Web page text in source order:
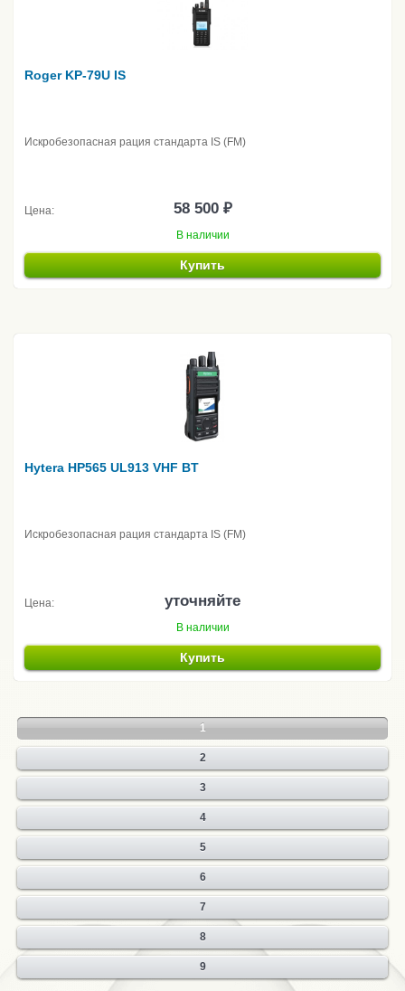
Roger KP-79U IS
Искробезопасная рация стандарта IS (FM)
Цена: 58 500 ₽
В наличии
Купить
Hytera HP565 UL913 VHF BT
Искробезопасная рация стандарта IS (FM)
Цена: уточняйте
В наличии
Купить
1
2
3
4
5
6
7
8
9